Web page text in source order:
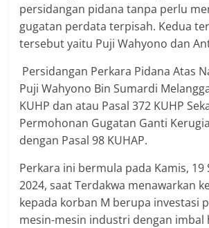
persidangan pidana tanpa perlu
gugatan perdata terpisah. Kedua
tersebut yaitu Puji Wahyono dan
Persidangan Perkara Pidana Atas
Puji Wahyono Bin Sumardi
KUHP dan atau Pasal 372 KUHP
Permohonan Gugatan Ganti
dengan Pasal 98 KUHAP.
Perkara ini bermula pada Kamis, 19
2024, saat Terdakwa menawarkan
kepada korban M berupa investasi
mesin-mesin industri dengan imbal